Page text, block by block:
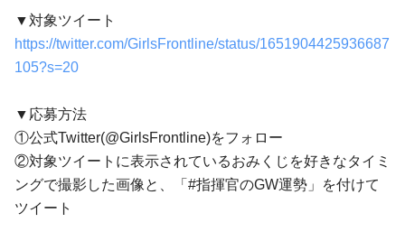
▼対象ツイート
https://twitter.com/GirlsFrontline/status/1651904425936687
105?s=20
▼応募方法
①公式Twitter(@GirlsFrontline)をフォロー
②対象ツイートに表示されているおみくじを好きなタイミ
ングで撮影した画像と、「#指揮官のGW運勢」を付けて
ツイート